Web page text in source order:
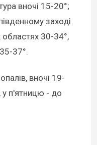
вночі 15-20°;
заході
областях 30-34°,
37°.
вночі 19-
у п'ятницю - до